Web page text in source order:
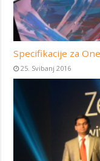
Specifikacije za
25. Svibanj 2016